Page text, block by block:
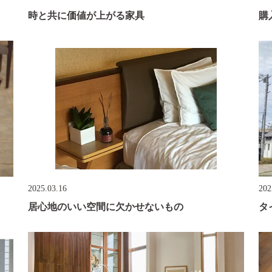
時と共に価値が上がる家具 購
2025.03.16
居心地のいい空間に欠かせないもの タ